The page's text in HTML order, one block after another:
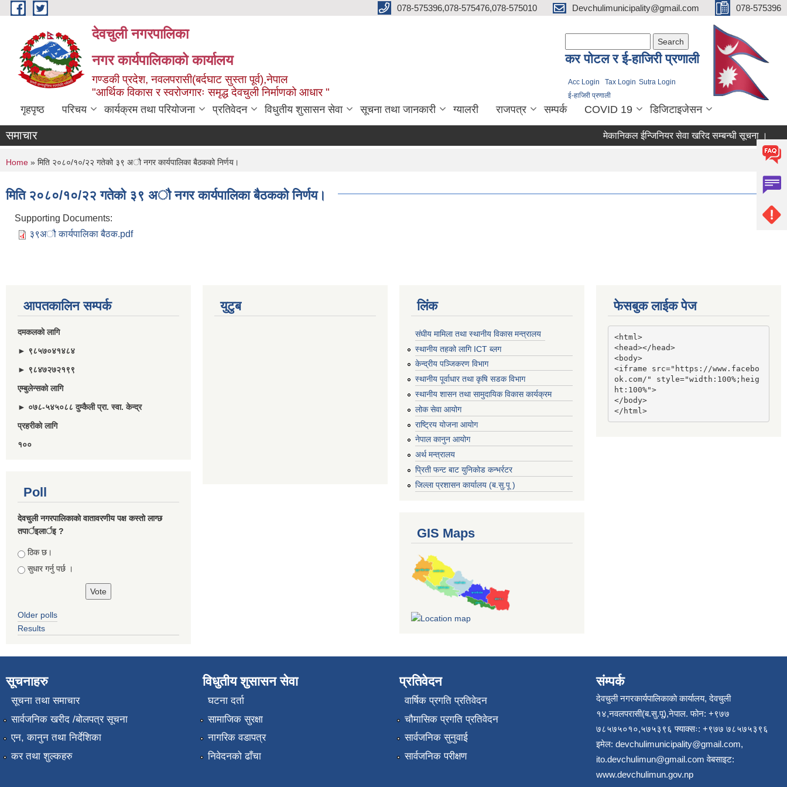
Skip to main content 078-575396,078-575476,078-575010 Devchulimunicipality@gmail.com 078-575396
देवचुली नगरपालिका
नगर कार्यपालिकाको कार्यालय
गण्डकी प्रदेश, नवलपरासी(बर्दघाट सुस्ता पूर्व),नेपाल
"आर्थिक विकास र स्वरोजगारः समृद्ध देवचुली निर्माणको आधार "
कर पाेटल र ई-हाजिरी प्रणाली
Acc Login Tax Login Sutra Login
ई-हाजिरी प्रणाली
गृहपृष्ठ परिचय कार्यक्रम तथा परियोजना प्रतिवेदन विधुतीय शुसासन सेवा सूचना तथा जानकारी ग्यालरी राजपत्र सम्पर्क COVID 19 डिजिटाइजेसन
समाचार मेकानिकल ईन्जिनियर सेवा खरिद सम्बन्धी सूचना ।
You are here
Home » मिति २०८०/१०/२२ गतेको ३९ अाै नगर कार्यपालिका बैठकको निर्णय।
मिति २०८०/१०/२२ गतेको ३९ अाै नगर कार्यपालिका बैठकको निर्णय।
Supporting Documents:
३९अौ कार्यपालिका बैठक.pdf
आपतकालिन सम्पर्क
दमकलकाे लागि
► ९८५७०४१४८४
► ९८४७२७२१९९
एम्बुलेन्सकाे लागि
► ०७८-५४५०८८ दुम्कैली प्रा. स्वा. केन्द्र
प्रहरीकाे लागि
१००
Poll
देवचुली नगरपालिकाकाे वातावरणीय पक्ष कस्ताे लाग्छ
तपार्इलार्इ ?
Choices
ठिक छ।
सुधार गर्नु पर्छ ।
Older polls
Results
युटुब लिंक
संघीय मामिला तथा स्थानीय विकास मन्त्रालय
स्थानीय तहको लागि ICT ब्लग
केन्द्रीय पञ्जिकरण विभाग
स्थानीय पूर्वाधार तथा कृषि सडक विभाग
स्थानीय शासन तथा सामुदायिक विकास कार्यक्रम
लोक सेवा आयोग
राष्ट्रिय योजना आयोग
नेपाल कानुन आयोग
अर्थ मन्त्रालय
प्रिती फन्ट बाट युनिकोड कन्भर्रटर
जिल्ला प्रशासन कार्यालय (ब.सु.पू )
GIS Maps
फेसबुक लाईक पेज
<html>
<head></head>
<body>
<iframe src="https://www.facebo
ok.com/" style="width:100%;heig
ht:100%">
</body>
</html>
सूचनाहरु
सूचना तथा समाचार
सार्वजनिक खरीद /बोलपत्र सूचना
एन, कानुन तथा निर्देशिका
कर तथा शुल्कहरु
विधुतीय शुसासन सेवा
घटना दर्ता
सामाजिक सुरक्षा
नागरिक वडापत्र
निवेदनको ढाँचा
प्रतिवेदन
वार्षिक प्रगति प्रतिवेदन
चौमासिक प्रगति प्रतिवेदन
सार्वजनिक सुनुवाई
सार्वजनिक परीक्षण
संम्पर्क
देवचुली नगरकार्यपालिकाकाे कार्यालय, देवचुली
१४,नवलपरासी(ब.सु.पू),नेपाल. फोन: +९७७
७८५७५०१०,५७५३९६ फ्याक्सः: +९७७ ७८५७५३९६
इमेल: devchulimunicipality@gmail.com,
ito.devchulimun@gmail.com वेबसाइट:
www.devchulimun.gov.np